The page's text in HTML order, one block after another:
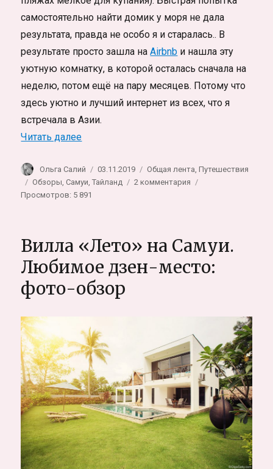
самостоятельно найти домик у моря не дала
результата, правда не особо я и старалась.. В
результате просто зашла наAirbnb и нашла эту
уютную комнатку, в которой осталась сначала на
неделю, потом ещё на пару месяцев. Потому что
здесь уютно и лучший интернет из всех, что я
встречала в Азии.
Читать далее«Моя уютная комната в аренду на
Автор
Ольга Салий Опубликовано
03.11.2019 Рубрики
Общая лента ,Путешествия
Метки
Обзоры ,Самуи ,Тайланд 2 комментария
в
аренду
на
говорящей
птицей
аргентинским
догом
Просмотров: 5 891
Вилла «Лето» на Самуи.
Любимое дзен-место:
фото-обзор